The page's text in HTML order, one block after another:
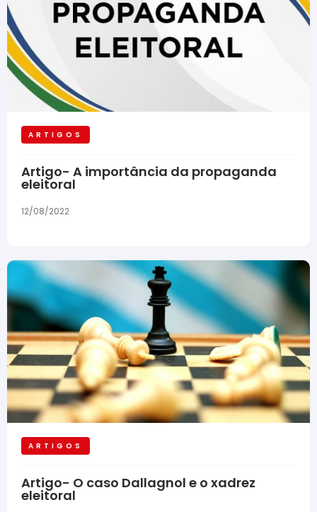
ARTIGOS
Artigo- A importância da propaganda
eleitoral
12/08/2022
ARTIGOS
Artigo- O caso Dallagnol e o xadrez
eleitoral